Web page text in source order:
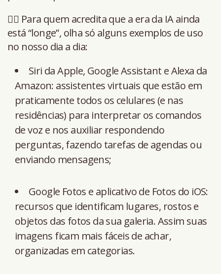
👉🏻 Para quem acredita que a era da IA ainda
está “longe”, olha só alguns exemplos de uso
no nosso dia a dia:
Siri da Apple, Google Assistant e Alexa da
Amazon: assistentes virtuais que estão em
praticamente todos os celulares (e nas
residências) para interpretar os comandos
de voz e nos auxiliar respondendo
perguntas, fazendo tarefas de agendas ou
enviando mensagens;
Google Fotos e aplicativo de Fotos do iOS:
recursos que identificam lugares, rostos e
objetos das fotos da sua galeria. Assim suas
imagens ficam mais fáceis de achar,
organizadas em categorias.